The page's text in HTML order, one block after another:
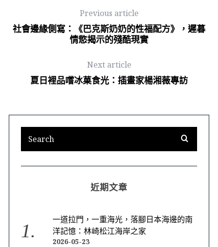
Previous article
社會邊緣側寫：《巴克斯奶奶的性福配方》，遲暮
情慾揭示的殘酷現實
Next article
夏日裡品嚐冰菓食光：插畫家楊湘薇專訪
近期文章
一道拉門，一重海光，落腳日本海邊的南
洋記憶：林崎松江海岸之家
2026-05-23